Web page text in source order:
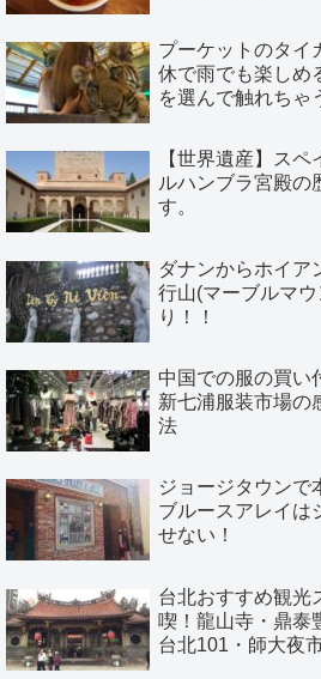
プーケットのタイ
休で雨でも楽しめ
を選んで触れちゃ
【世界遺産】ス
ルハンブラ宮殿の
す。
ダナンからホイア
行山(マーブルマ
り！！
中国での服の買い
新七浦服装市場の
法
ジョージタウンで
ブルースアレイは
せない！
台北おすすめ観光
喫！龍山寺・鼎泰
台北101・師大夜